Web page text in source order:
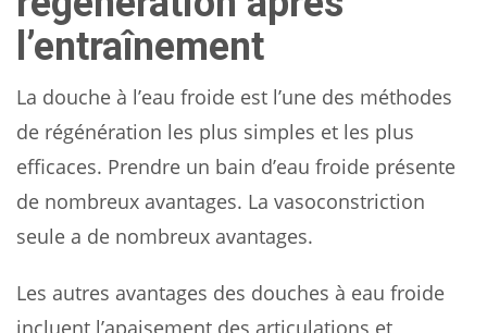
l’entraînement
La douche à l’eau froide est l’une des méthodes
de régénération les plus simples et les plus
efficaces. Prendre un bain d’eau froide présente
de nombreux avantages. La vasoconstriction
seule a de nombreux avantages.
Les autres avantages des douches à eau froide